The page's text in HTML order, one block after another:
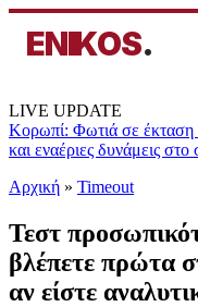
ENIKOS.
LIVE UPDATE
Κορωπί: Φωτιά σε έκταση
και εναέριες δυνάμεις
Αρχική » Timeout
Τεστ
βλέπετε πρώτα
αν είστε